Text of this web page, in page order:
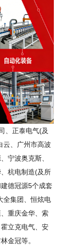
、正泰电气(及
云、广州市高波
宁波奥克斯、
杭电制造(及所
德冠源5个成套
全集团、恒炫电
重庆金华、索
立克电气、安
金冠等。